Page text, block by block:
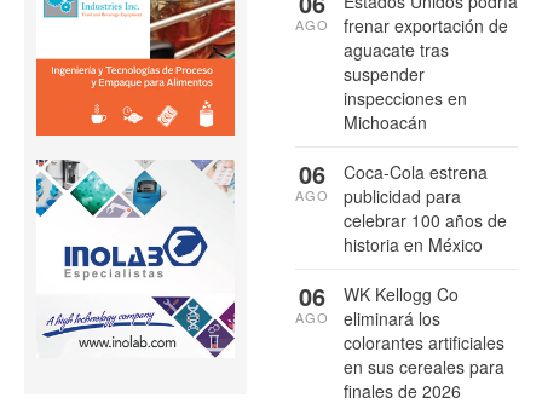
frenar exportación de
aguacate tras
suspender
inspecciones en
Michoacán
AGO
Coca-Cola estrena
publicidad para
celebrar 100 años de
historia en México
06
AGO
WK Kellogg Co
eliminará los
colorantes artificiales
en sus cereales para
finales de 2026
06
AGO